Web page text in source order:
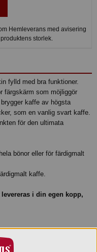
Hemleverans med avisering
storlek.
fylld med bra funktioner.
färgskärm som möjliggör
kaffe av högsta
som en vanlig svart kaffe.
för den ultimata
bönor eller för färdigmalt
kaffe.
i din egen kopp,